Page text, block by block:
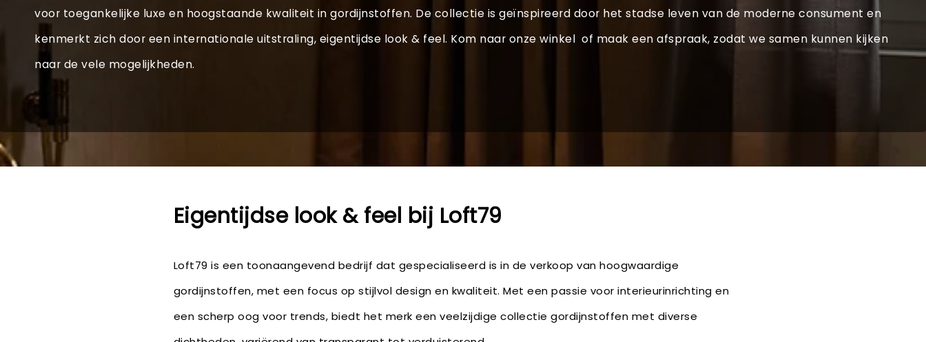
voor toegankelijke luxe en hoogstaande kwaliteit in gordijnstoffen. De collectie is geïnspireerd door het stadse leven van de moderne consument en
kenmerkt zich door een internationale uitstraling, eigentijdse look & feel. Kom naar onze winkel of maak een afspraak, zodat we samen kunnen kijken
naar de vele mogelijkheden.
Eigentijdse look & feel bij Loft79
Loft79 is een toonaangevend bedrijf dat gespecialiseerd is in de verkoop van hoogwaardige
gordijnstoffen, met een focus op stijlvol design en kwaliteit. Met een passie voor interieurinrichting en
een scherp oog voor trends, biedt het merk een veelzijdige collectie gordijnstoffen met diverse